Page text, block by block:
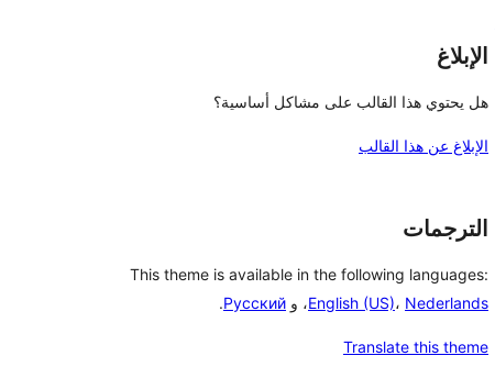
الإبلاغ
هل يحتوي هذا القالب على مشاكل أساسية؟
الإبلاغ عن هذا القالب
الترجمات
This theme is available in the following languages:
English (US)، Nederlands ، و Русский
.
Translate this theme